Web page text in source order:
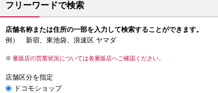
フリーワードで検索
店舗名称または住所の一部を入力して検索することができます。
例） 新宿、東池袋、浪速区 ヤマダ
量販店の営業状況については各量販店へご確認ください。
店舗区分を指定
ドコモショップ